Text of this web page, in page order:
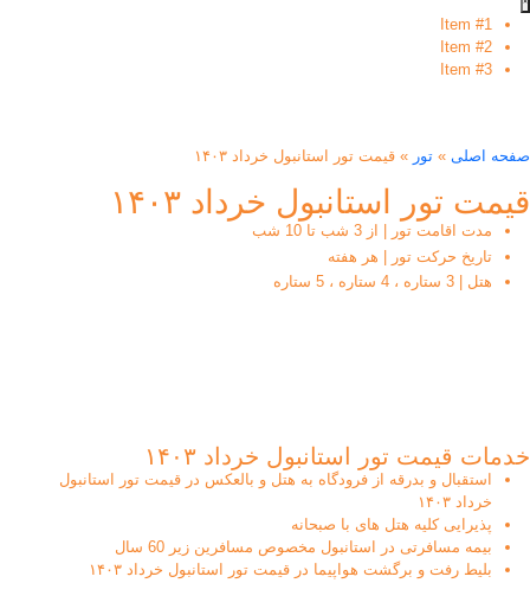
Item #1
Item #2
Item #3
صفحه اصلی » تور » قیمت تور استانبول خرداد ۱۴۰۳
قیمت تور استانبول خرداد ۱۴۰۳
مدت اقامت تور | از 3 شب تا 10 شب
تاریخ حرکت تور | هر هفته
هتل | 3 ستاره ، 4 ستاره ، 5 ستاره
خدمات قیمت تور استانبول خرداد ۱۴۰۳
استقبال و بدرقه از فرودگاه به هتل و بالعکس در قیمت تور استانبول
خرداد ۱۴۰۳
پذیرایی کلیه هتل های با صبحانه
بیمه مسافرتی در استانبول مخصوص مسافرین زیر 60 سال
بلیط رفت و برگشت هواپیما در قیمت تور استانبول خرداد ۱۴۰۳